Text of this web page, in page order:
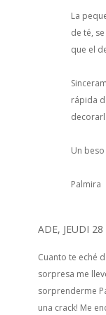
La
de té,
que el
rápida
Un
Palmira
ADE, JEUDI 28
Cuanto te eché
sorpresa me
sorprenderme
una crack! Me